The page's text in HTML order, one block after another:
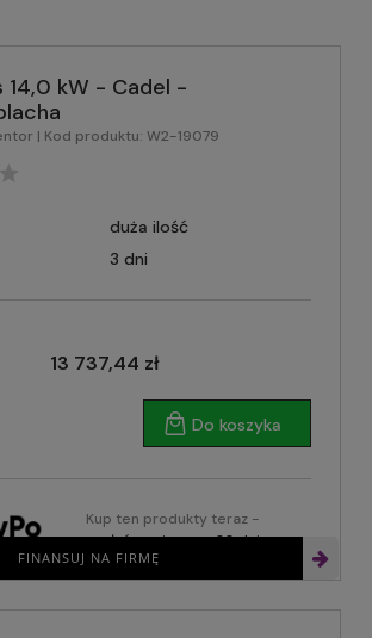
14,0 kW - Cadel -
| Kod produktu: W2-19079
duża ilość
3 dni
13 737,44 zł
Do koszyka
FINANSUJ NA FIRMĘ
Kup ten produkty teraz -
zapłać za niego za 30 dni